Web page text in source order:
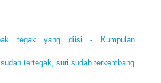
tegak yang diisi - Kumpulan
tertegak, suri sudah terkembang